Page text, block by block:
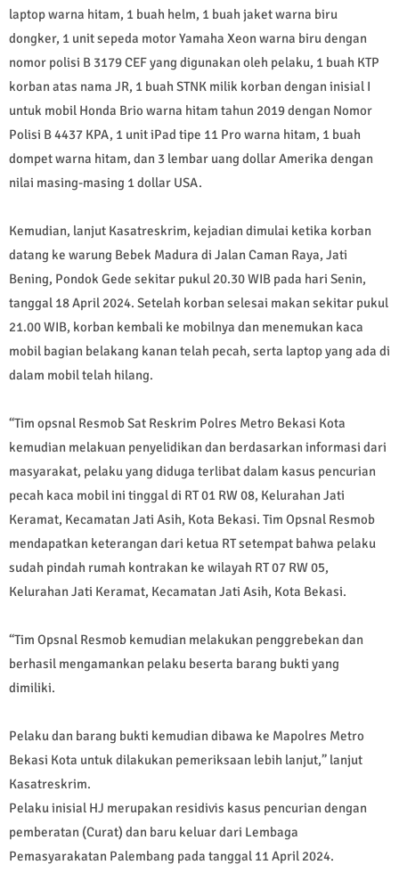
laptop warna hitam, 1 buah helm, 1 buah jaket warna biru
dongker, 1 unit sepeda motor Yamaha Xeon warna biru dengan
nomor polisi B 3179 CEF yang digunakan oleh pelaku, 1 buah KTP
korban atas nama JR, 1 buah STNK milik korban dengan inisial I
untuk mobil Honda Brio warna hitam tahun 2019 dengan Nomor
Polisi B 4437 KPA, 1 unit iPad tipe 11 Pro warna hitam, 1 buah
dompet warna hitam, dan 3 lembar uang dollar Amerika dengan
nilai masing-masing 1 dollar USA.
Kemudian, lanjut Kasatreskrim, kejadian dimulai ketika korban
datang ke warung Bebek Madura di Jalan Caman Raya, Jati
Bening, Pondok Gede sekitar pukul 20.30 WIB pada hari Senin,
tanggal 18 April 2024. Setelah korban selesai makan sekitar pukul
21.00 WIB, korban kembali ke mobilnya dan menemukan kaca
mobil bagian belakang kanan telah pecah, serta laptop yang ada di
dalam mobil telah hilang.
“Tim opsnal Resmob Sat Reskrim Polres Metro Bekasi Kota
kemudian melakuan penyelidikan dan berdasarkan informasi dari
masyarakat, pelaku yang diduga terlibat dalam kasus pencurian
pecah kaca mobil ini tinggal di RT 01 RW 08, Kelurahan Jati
Keramat, Kecamatan Jati Asih, Kota Bekasi. Tim Opsnal Resmob
mendapatkan keterangan dari ketua RT setempat bahwa pelaku
sudah pindah rumah kontrakan ke wilayah RT 07 RW 05,
Kelurahan Jati Keramat, Kecamatan Jati Asih, Kota Bekasi.
“Tim Opsnal Resmob kemudian melakukan penggrebekan dan
berhasil mengamankan pelaku beserta barang bukti yang
dimiliki.
Pelaku dan barang bukti kemudian dibawa ke Mapolres Metro
Bekasi Kota untuk dilakukan pemeriksaan lebih lanjut,” lanjut
Kasatreskrim.
Pelaku inisial HJ merupakan residivis kasus pencurian dengan
pemberatan (Curat) dan baru keluar dari Lembaga
Pemasyarakatan Palembang pada tanggal 11 April 2024.